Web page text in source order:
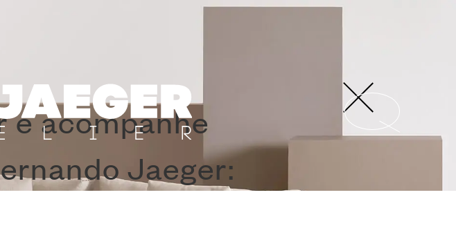
e acompanhe
Jaeger: